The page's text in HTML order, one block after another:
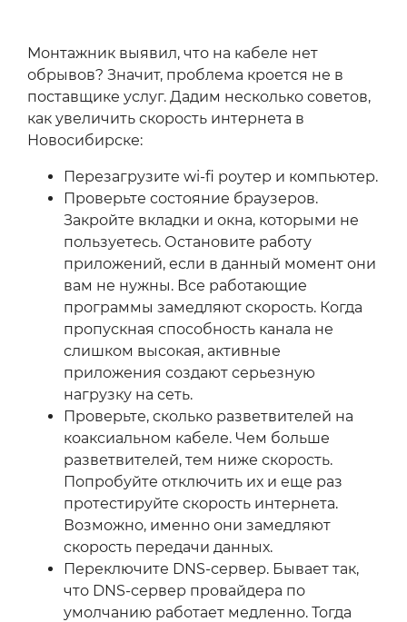
Монтажник выявил, что на кабеле нет
обрывов? Значит, проблема кроется не в
поставщике услуг. Дадим несколько советов,
как увеличить скорость интернета в
Новосибирске:
Перезагрузите wi-fi роутер и компьютер.
Проверьте состояние браузеров.
Закройте вкладки и окна, которыми не
пользуетесь. Остановите работу
приложений, если в данный момент они
вам не нужны. Все работающие
программы замедляют скорость. Когда
пропускная способность канала не
слишком высокая, активные
приложения создают серьезную
нагрузку на сеть.
Проверьте, сколько разветвителей на
коаксиальном кабеле. Чем больше
разветвителей, тем ниже скорость.
Попробуйте отключить их и еще раз
протестируйте скорость интернета.
Возможно, именно они замедляют
скорость передачи данных.
Переключите DNS-сервер. Бывает так,
что DNS-сервер провайдера по
умолчанию работает медленно. Тогда